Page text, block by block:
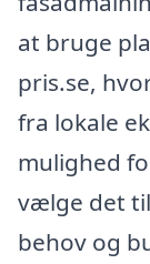
at bruge
pris.se,
fra lokale
mulighed
vælge det
behov og